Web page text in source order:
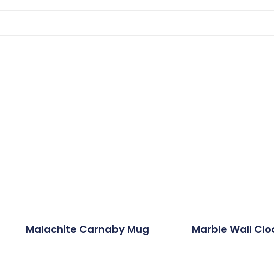
Malachite Carnaby Mug Marble Wall